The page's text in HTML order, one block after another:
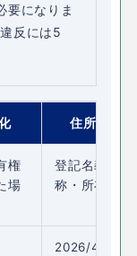
要になりま
反には5
住所等変
権
場
登記名義人
称・所在地
2026/4/1